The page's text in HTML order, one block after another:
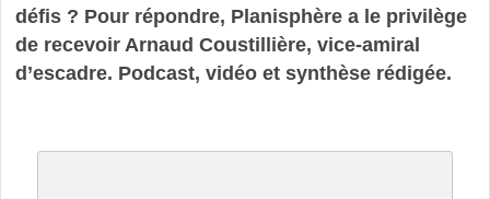
défis ? Pour répondre, Planisphère a le privilège
de recevoir Arnaud Coustillière, vice-amiral
d’escadre. Podcast, vidéo et synthèse rédigée.